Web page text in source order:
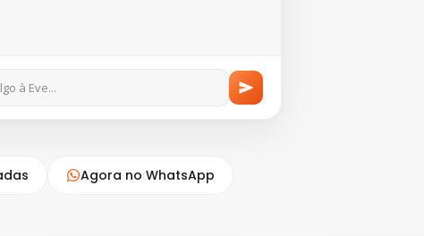
à Eve...
Agora no WhatsApp